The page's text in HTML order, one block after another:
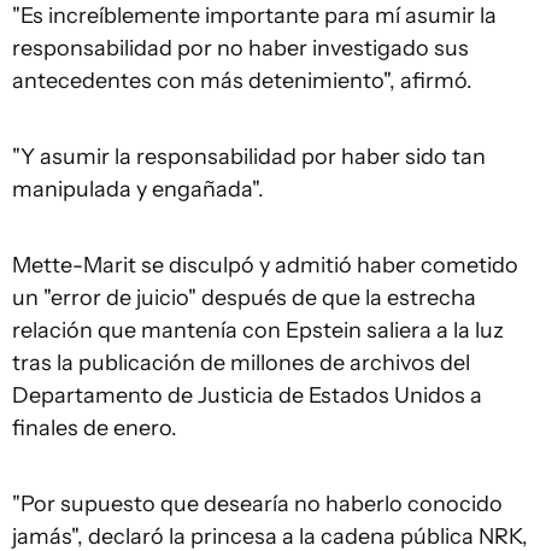
"Es increíblemente importante para mí asumir la
responsabilidad por no haber investigado sus
antecedentes con más detenimiento", afirmó.
"Y asumir la responsabilidad por haber sido tan
manipulada y engañada".
Mette-Marit se disculpó y admitió haber cometido
un "error de juicio" después de que la estrecha
relación que mantenía con Epstein saliera a la luz
tras la publicación de millones de archivos del
Departamento de Justicia de Estados Unidos a
finales de enero.
"Por supuesto que desearía no haberlo conocido
jamás", declaró la princesa a la cadena pública NRK,